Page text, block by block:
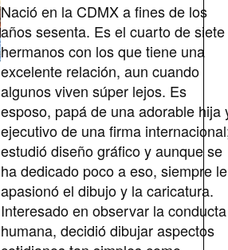
Nació en la CDMX a fines de los
años sesenta. Es el cuarto de siete
hermanos con los que tiene una
excelente relación, aun cuando
algunos viven súper lejos. Es
esposo, papá de una adorable hija
ejecutivo de una firma
estudió diseño gráfico y aunque se
ha dedicado poco a eso, siempre le
apasionó el dibujo y la caricatura.
Interesado en observar la conducta
humana, decidió dibujar aspectos